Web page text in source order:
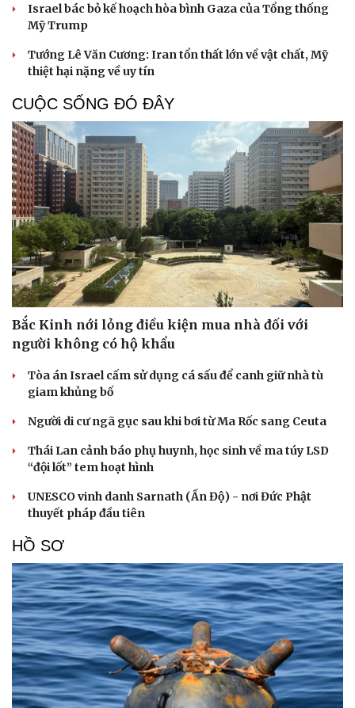
Israel bác bỏ kế hoạch hòa bình Gaza của Tổng thống
Mỹ Trump
Tướng Lê Văn Cương: Iran tổn thất lớn về vật chất, Mỹ
thiệt hại nặng về uy tín
CUỘC SỐNG ĐÓ ĐÂY
Bắc Kinh nới lỏng điều kiện mua nhà đối với
người không có hộ khẩu
Tòa án Israel cấm sử dụng cá sấu để canh giữ nhà tù
giam khủng bố
Người di cư ngã gục sau khi bơi từ Ma Rốc sang Ceuta
Thái Lan cảnh báo phụ huynh, học sinh về ma túy LSD
“đội lốt” tem hoạt hình
UNESCO vinh danh Sarnath (Ấn Độ) - nơi Đức Phật
thuyết pháp đầu tiên
HỒ SƠ